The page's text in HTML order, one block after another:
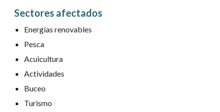
Sectores afectados
Energías renovables
Pesca
Acuicultura
Actividades
Buceo
Turismo